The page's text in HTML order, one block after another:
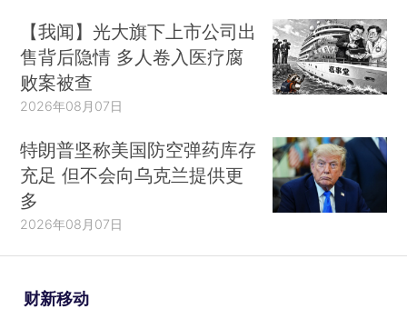
【我闻】光大旗下上市公司出
售背后隐情 多人卷入医疗腐
败案被查
2026年08月07日
特朗普坚称美国防空弹药库存
充足 但不会向乌克兰提供更
多
2026年08月07日
财新移动